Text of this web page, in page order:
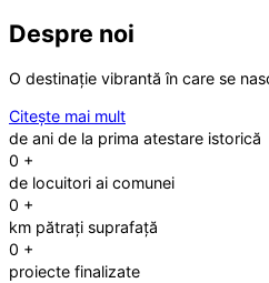
Despre noi
O destinație vibrantă în care se
Citește mai mult
de ani de la prima atestare istorică
0 +
de locuitori ai comunei
0 +
km pătrați suprafață
0 +
proiecte finalizate